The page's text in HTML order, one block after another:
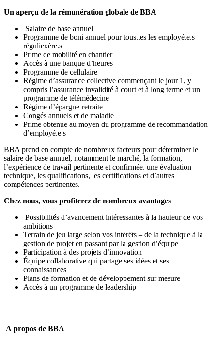
Un aperçu de la rémunération globale de BBA
Salaire de base annuel
Programme de boni annuel pour tous.tes les employé.e.s
régulier.ère.s
Prime de mobilité en chantier
Accès à une banque d’heures
Programme de cellulaire
Régime d’assurance collective commençant le jour 1, y
compris l’assurance invalidité à court et à long terme et un
programme de télémédecine
Régime d’épargne-retraite
Congés annuels et de maladie
Prime obtenue au moyen du programme de recommandation
d’employé.e.s
BBA prend en compte de nombreux facteurs pour déterminer le
salaire de base annuel, notamment le marché, la formation,
l’expérience de travail pertinente et confirmée, une évaluation
technique, les qualifications, les certifications et d’autres
compétences pertinentes.
Chez nous, vous profiterez de nombreux avantages
Possibilités d’avancement intéressantes à la hauteur de vos
ambitions
Terrain de jeu large selon vos intérêts – de la technique à la
gestion de projet en passant par la gestion d’équipe
Participation à des projets d’innovation
Équipe collaborative qui partage ses idées et ses
connaissances
Plans de formation et de développement sur mesure
Accès à un programme de leadership
À propos de BBA